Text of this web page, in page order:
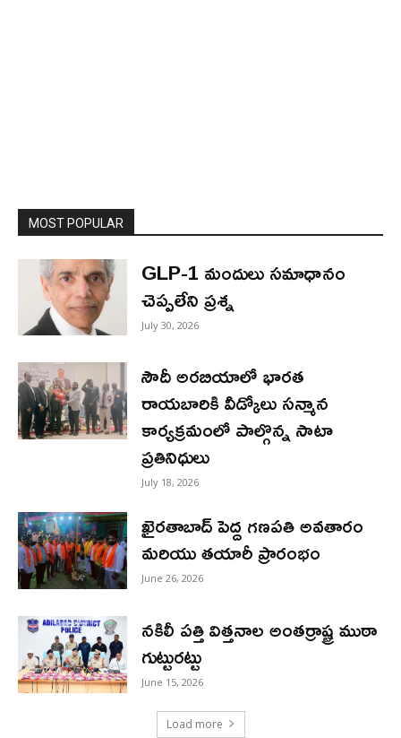
MOST POPULAR
GLP-1 మందులు సమాధానం
చెప్పలేని ప్రశ్న
July 30, 2026
సౌదీ అరబియాలో భారత
రాయబారికి వీడ్కోలు సన్మాన
కార్యక్రమంలో పాల్గొన్న సాటా
ప్రతినిధులు
July 18, 2026
ఖైరతాబాద్ పెద్ద గణపతి అవతారం
మరియు తయారీ ప్రారంభం
June 26, 2026
నకిలీ పత్తి విత్తనాల అంతర్రాష్ట్ర ముఠా
గుట్టురట్టు
June 15, 2026
Load more